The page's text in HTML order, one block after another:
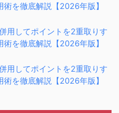
を徹底解説【2026年版】
用してポイントを2重取りす
を徹底解説【2026年版】
用してポイントを2重取りす
を徹底解説【2026年版】